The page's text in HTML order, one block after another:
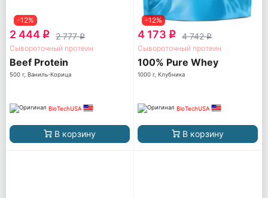
-12%
2 444 q 2 777q
Сывороточный протеин
Beef Protein
500 г, Ваниль-Корица
BioTechUSA
В корзину
-12%
4 173 q 4 742q
Сывороточный протеин
100% Pure Whey
1000 г, Клубника
BioTechUSA
В корзину